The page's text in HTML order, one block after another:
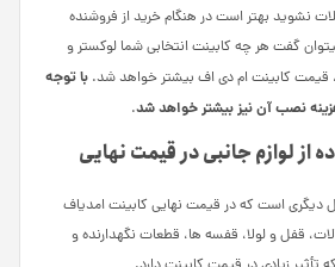
نشوید بهتر است در هنگام خرید از فروشنده
گفت هر چه کابینت انتخابی شما لوکس­تر و
قیمت کابینت ام دی اف بیشتر خواهد شد.با توجه
نصب آن نیز بیشتر خواهد شد.
از لوازم جانبی در قیمت نهایی
دیگری است که در قیمت نهایی کابینت ام­دی­اف
قفل و لولا، قفسه­ ها، قطعات نگهدارنده و